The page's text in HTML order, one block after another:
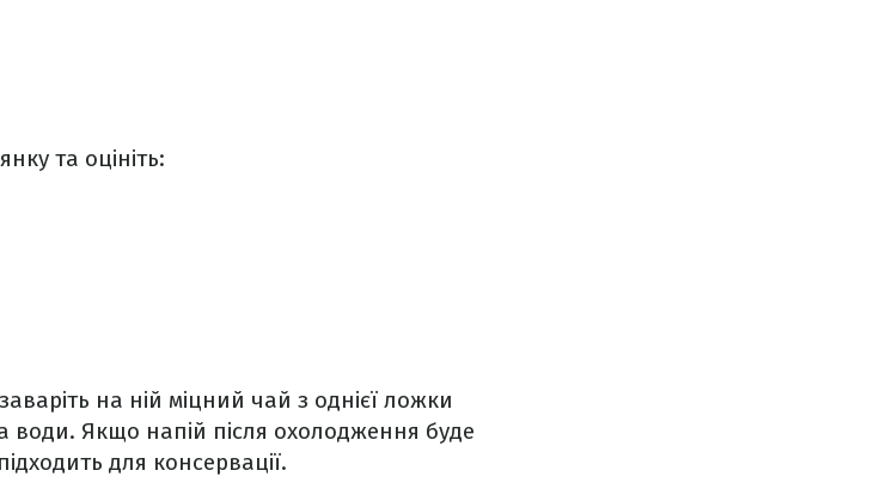
та оцініть:
на ній міцний чай з однієї ложки
води. Якщо напій після охолодження буде
для консервації.